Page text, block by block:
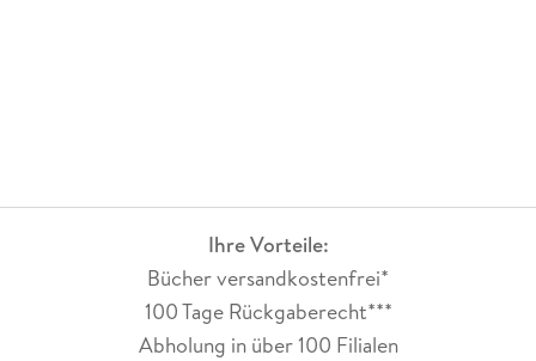
Ihre Vorteile:
Bücher versandkostenfrei*
100 Tage Rückgaberecht***
Abholung in über 100 Filialen